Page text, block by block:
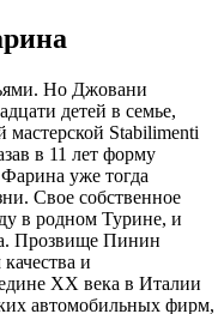
Но Джовани
детей в семье,
мастерской Stabilimenti
в 11 лет форму
уже тогда
Свое собственное
в родном Турине, и
Прозвище Пинин
и
ХХ века в Италии
автомобильных фирм,